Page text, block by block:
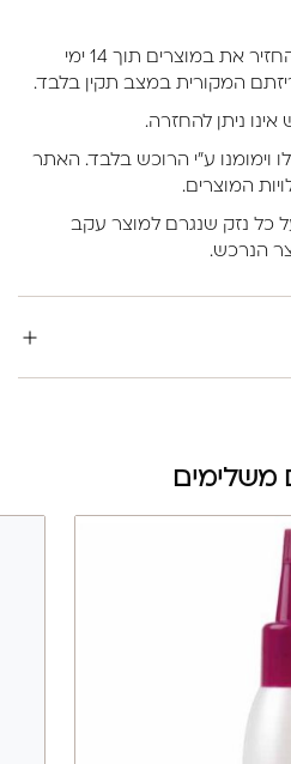
למזמין באתר יש את הזכות להחזיר את במוצרים תוך 14 ימי
המקורית במצב תקין בלבד.
ניתן להחזרה.
וימומנו ע”י הרוכש בלבד. האתר
המוצרים.
כל נזק שנגרם למוצר עקב
הנרכש.
משלימים